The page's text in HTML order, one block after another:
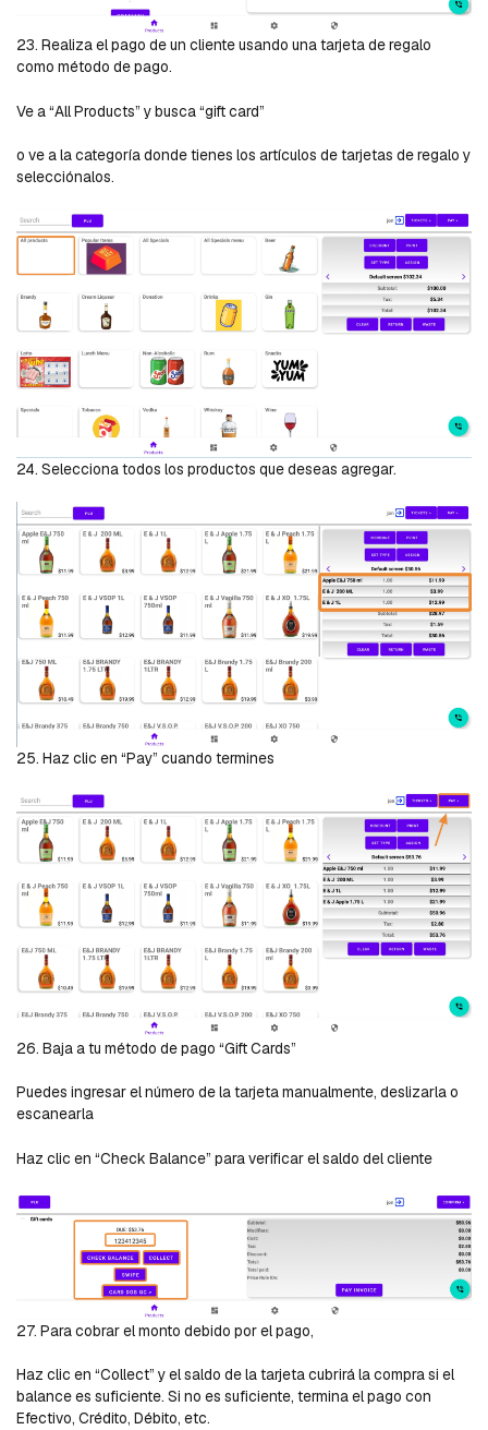
23. Realiza el pago de un cliente usando una tarjeta de regalo
como método de pago.
Ve a “All Products” y busca “gift card”
o ve a la categoría donde tienes los artículos de tarjetas de regalo y
selecciónalos.
24. Selecciona todos los productos que deseas agregar.
25. Haz clic en “Pay” cuando termines
26. Baja a tu método de pago “Gift Cards”
Puedes ingresar el número de la tarjeta manualmente, deslizarla o
escanearla
Haz clic en “Check Balance” para verificar el saldo del cliente
27. Para cobrar el monto debido por el pago,
Haz clic en “Collect” y el saldo de la tarjeta cubrirá la compra si el
balance es suficiente. Si no es suficiente, termina el pago con
Efectivo, Crédito, Débito, etc.